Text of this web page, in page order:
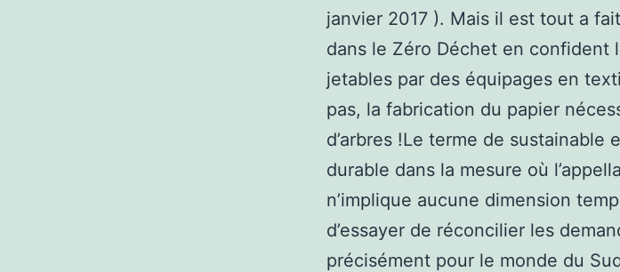
janvier 2017 ). Mais il est tout a
dans le Zéro Déchet en confident
jetables par des équipages en
pas, la fabrication du papier
d’arbres !Le terme de sustainable
durable dans la mesure où
n’implique aucune dimension
d’essayer de réconcilier les
précisément pour le monde du